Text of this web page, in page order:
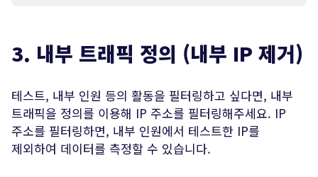
3. 내부 트래픽 정의 (내부 IP 제거)
테스트, 내부 인원 등의 활동을 필터링하고 싶다면, 내부
트래픽을 정의를 이용해 IP 주소를 필터링해주세요. IP
주소를 필터링하면, 내부 인원에서 테스트한 IP를
제외하여 데이터를 측정할 수 있습니다.